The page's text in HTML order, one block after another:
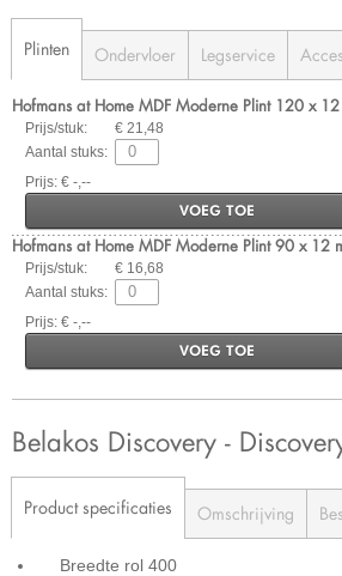
Plinten Ondervloer Legservice
Hofmans at Home MDF Moderne Plint 120 x 12
Prijs/stuk:
€ 21,48
Aantal stuks:
Prijs: € -,--
VOEG TOE
Hofmans at Home MDF Moderne Plint 90 x 12
Prijs/stuk:
€ 16,68
Aantal stuks:
Prijs: € -,--
VOEG TOE
Belakos Discovery -
Product specificaties Omschrijving
Breedte rol 400